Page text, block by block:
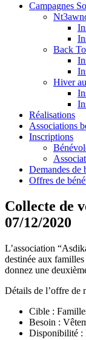
Campagnes
Back
Hiver
Réalisations
Associations
Inscriptions
Demandes de
Offres de
Collecte de
07/12/2020
L’association
destinée aux
donnez une
Détails de l’offre de
Cible :
Besoin :
Disponibilité :